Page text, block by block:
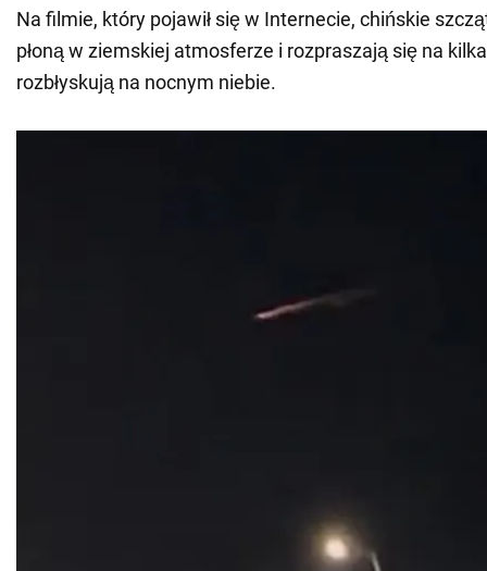
Na filmie, który pojawił się w Internecie, chińskie
płoną w ziemskiej atmosferze i rozpraszają się na
rozbłyskują na nocnym niebie.